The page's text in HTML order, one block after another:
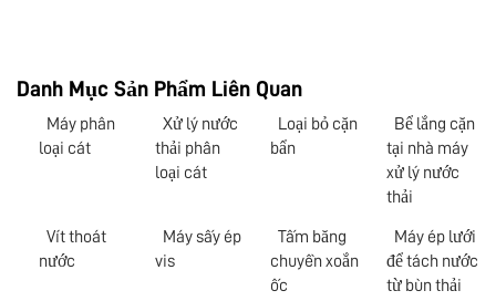
Danh Mục Sản Phẩm Liên Quan
Máy phân
loại cát
Xử lý nước
thải phân
loại cát
Loại bỏ cặn
bẩn
Bể lắng cặn
tại nhà máy
xử lý nước
thải
Vít thoát
nước
Máy sấy ép
vis
Tấm băng
chuyền xoắn
ốc
Máy ép lưới
để tách nước
từ bùn thải